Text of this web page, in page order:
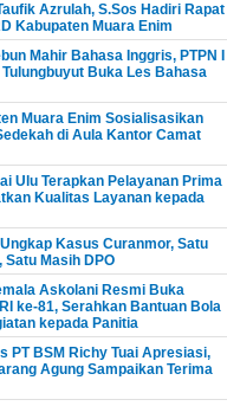
Azrulah, S.Sos Hadiri Rapat
Kabupaten Muara Enim
Mahir Bahasa Inggris, PTPN I
Buka Les Bahasa
Muara Enim Sosialisasikan
di Aula Kantor Camat
Ulu Terapkan Pelayanan Prima
Kualitas Layanan kepada
Kasus Curanmor, Satu
Satu Masih DPO
Askolani Resmi Buka
ke-81, Serahkan Bantuan Bola
kepada Panitia
PT BSM Richy Tuai Apresiasi,
Agung Sampaikan Terima